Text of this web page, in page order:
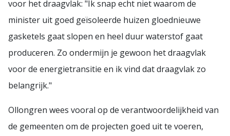
voor het draagvlak: "Ik snap echt niet waarom de
minister uit goed geïsoleerde huizen gloednieuwe
gasketels gaat slopen en heel duur waterstof gaat
produceren. Zo ondermijn je gewoon het draagvlak
voor de energietransitie en ik vind dat draagvlak zo
belangrijk."
Ollongren wees vooral op de verantwoordelijkheid van
de gemeenten om de projecten goed uit te voeren,